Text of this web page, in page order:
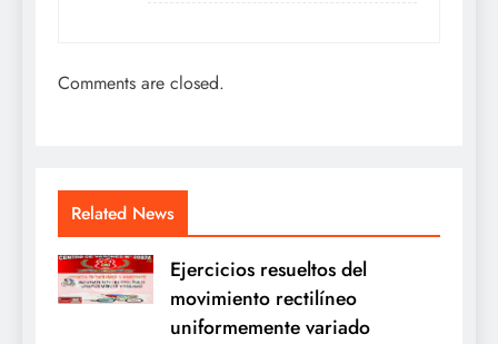
Comments are closed.
Related News
Ejercicios resueltos del
movimiento rectilíneo
uniformemente variado